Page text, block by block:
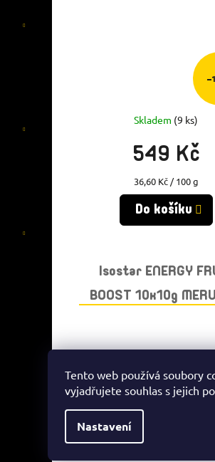
Tento web používá soubory
vyjadřujete souhlas s jejich
Nastavení
Skladem (9 ks)
549 Kč
Měrná
cena:
36,60 Kč / 100 g
Do košíku
Isostar ENERGY
BOOST 10x10g